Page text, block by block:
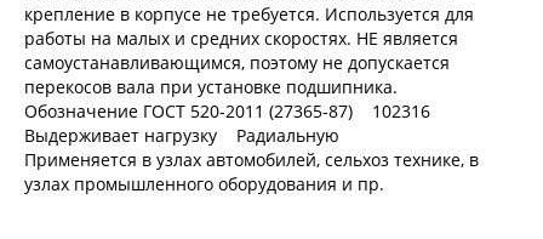
крепление в корпусе не требуется. Используется для
работы на малых и средних скоростях. НЕ является
самоустанавливающимся, поэтому не допускается
перекосов вала при установке подшипника.
Обозначение ГОСТ 520-2011 (27365-87) 102316
Выдерживает нагрузку Радиальную
Применяется в узлах автомобилей, сельхоз технике, в
узлах промышленного оборудования и пр.